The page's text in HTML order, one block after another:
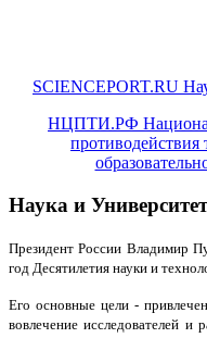
SCIENCEPORT.RU
НЦПТИ.РФ
противодействия
Наука и
Президент России Владимир
год Десятилетия науки и
Его основные цели -
вовлечение исследователей и